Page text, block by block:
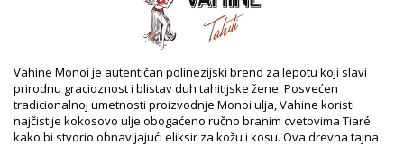
Referenca dobavljača: MB60VTT
Težina: 60g / 0.13lb / 2.12oz
Retuširane fotografije
Uputstva za pranje i negu
Vahine Monoi je autentičan polinezijski brend za lepotu koji slavi
prirodnu gracioznost i blistav duh tahitijske žene. Posvećen
tradicionalnoj umetnosti proizvodnje Monoi ulja, Vahine koristi
najčistije kokosovo ulje obogaćeno ručno branim cvetovima Tiaré
kako bi stvorio obnavljajući eliksir za kožu i kosu. Ova drevna tajna